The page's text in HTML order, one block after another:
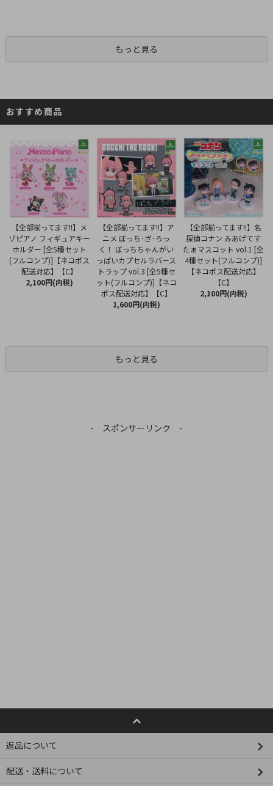
もっと見る
おすすめ商品
【全部揃ってます!!】メ
ゾピアノ フィギュアキー
ホルダー [全5種セット
(フルコンプ)]【ネコポス
配送対応】【C】
2,100円(内税)
【全部揃ってます!!】ア
ニメ ぼっち･ざ･ろっ
く！ ぼっちちゃんがい
っぱいカプセルラバース
トラップ vol.3 [全5種セ
ット(フルコンプ)]【ネコ
ポス配送対応】【C】
1,600円(内税)
【全部揃ってます!!】名
探偵コナン みあげてす
たぁマスコット vol.1 [全
4種セット(フルコンプ)]
【ネコポス配送対応】
【C】
2,100円(内税)
もっと見る
- スポンサーリンク -
返品について
配送・送料について